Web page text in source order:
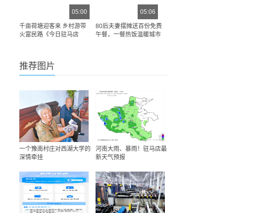
05:00
千亩荷塘迎客来 乡村游带
火富民路《今日驻马店
05:06
80后夫妻摆摊送百份免费
午餐，一餐热饭温暖城市
推荐图片
一个豫南村庄对西湖大学的
深情牵挂
河南大雨、暴雨！驻马店最
新天气预报